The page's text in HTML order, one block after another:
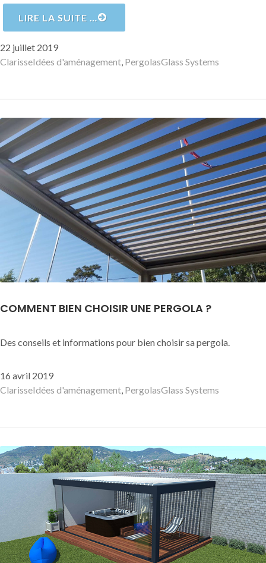
LIRE LA SUITE …
Publié
le
22 juillet 2019
Auteur
ClarisseCatégories
Idées d'aménagement, PergolasMots-
Glass Systems
COMMENT BIEN CHOISIR UNE PERGOLA ?
Des conseils et informations pour bien choisir sa pergola.
Publié
le
16 avril 2019
Auteur
ClarisseCatégories
Idées d'aménagement, PergolasMots-
Glass Systems